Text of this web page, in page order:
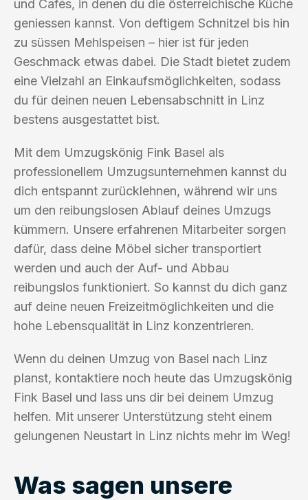
und Cafés, in denen du die österreichische Küche
geniessen kannst. Von deftigem Schnitzel bis hin
zu süssen Mehlspeisen – hier ist für jeden
Geschmack etwas dabei. Die Stadt bietet zudem
eine Vielzahl an Einkaufsmöglichkeiten, sodass
du für deinen neuen Lebensabschnitt in Linz
bestens ausgestattet bist.
Mit dem Umzugskönig Fink Basel als
professionellem Umzugsunternehmen kannst du
dich entspannt zurücklehnen, während wir uns
um den reibungslosen Ablauf deines Umzugs
kümmern. Unsere erfahrenen Mitarbeiter sorgen
dafür, dass deine Möbel sicher transportiert
werden und auch der Auf- und Abbau
reibungslos funktioniert. So kannst du dich ganz
auf deine neuen Freizeitmöglichkeiten und die
hohe Lebensqualität in Linz konzentrieren.
Wenn du deinen Umzug von Basel nach Linz
planst, kontaktiere noch heute das Umzugskönig
Fink Basel und lass uns dir bei deinem Umzug
helfen. Mit unserer Unterstützung steht einem
gelungenen Neustart in Linz nichts mehr im Weg!
Was sagen unsere